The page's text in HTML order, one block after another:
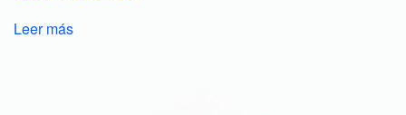
Leer más